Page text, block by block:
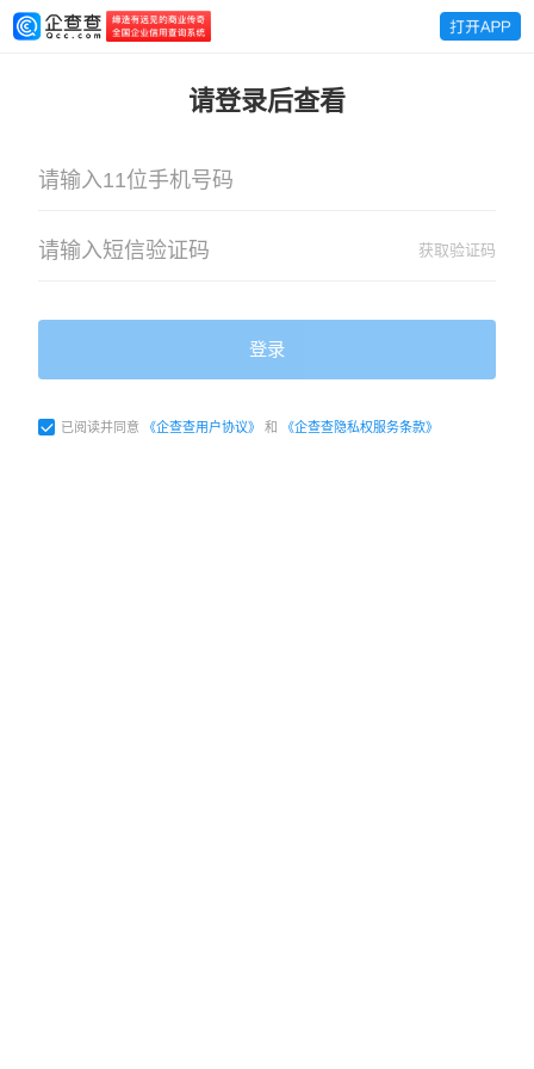
请登录后查看
获取验证码
登录
已阅读并同意 《企查查用户协议》 和 《企查查隐私权服务条款》